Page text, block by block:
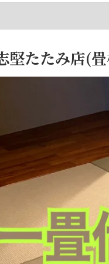
堅たたみ店(